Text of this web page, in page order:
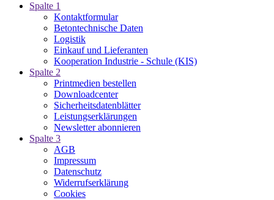
Spalte 1
Kontaktformular
Betontechnische Daten
Logistik
Einkauf und Lieferanten
Kooperation Industrie - Schule (KIS)
Spalte 2
Printmedien bestellen
Downloadcenter
Sicherheitsdatenblätter
Leistungserklärungen
Newsletter abonnieren
Spalte 3
AGB
Impressum
Datenschutz
Widerrufserklärung
Cookies